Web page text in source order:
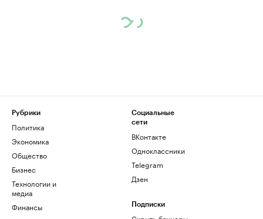
Рубрики
Политика
Экономика
Общество
Бизнес
Технологии и
медиа
Финансы
Социальные
сети
ВКонтакте
Одноклассники
Telegram
Дзен
Подписки